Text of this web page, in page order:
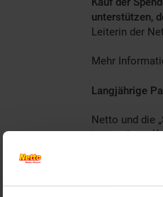
unterstützen,
Leiterin der
Mehr
Langjährige
Netto und die
inzwischen elf